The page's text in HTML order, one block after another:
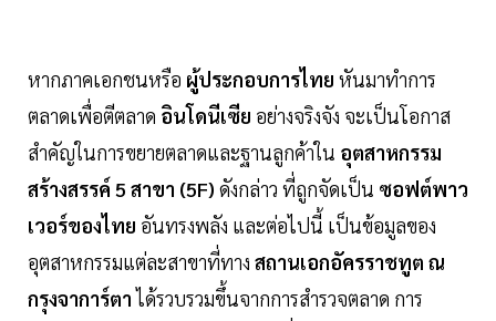
หากภาคเอกชนหรือ ผู้ประกอบการไทย หันมาทำการ
ตลาดเพื่อตีตลาด อินโดนีเซีย อย่างจริงจัง จะเป็นโอกาส
สำคัญในการขยายตลาดและฐานลูกค้าใน อุตสาหกรรม
สร้างสรรค์ 5 สาขา (5F) ดังกล่าว ที่ถูกจัดเป็น ซอฟต์พาว
เวอร์ของไทย อันทรงพลัง และต่อไปนี้ เป็นข้อมูลของ
อุตสาหกรรมแต่ละสาขาที่ทาง สถานเอกอัครราชทูต ณ
กรุงจาการ์ตาได้รวบรวมขึ้นจากการสำรวจตลาด การ